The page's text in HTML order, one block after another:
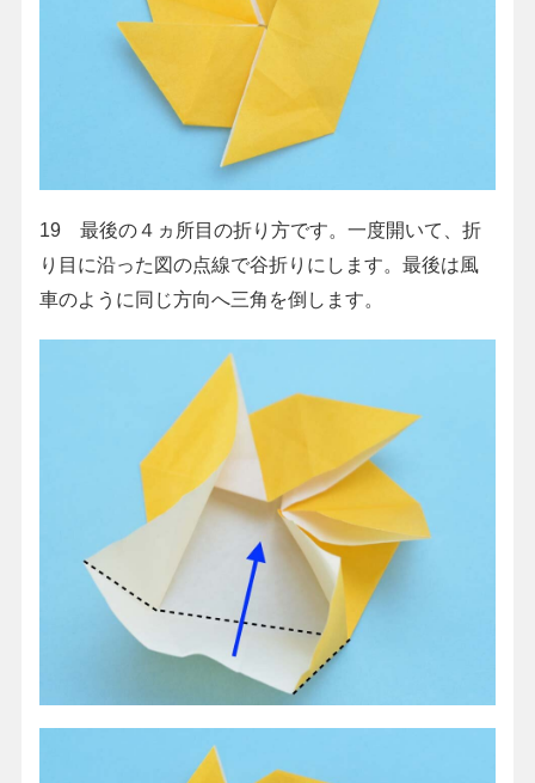
19 最後の４ヵ所目の折り方です。一度開いて、折
り目に沿った図の点線で谷折りにします。最後は風
車のように同じ方向へ三角を倒します。